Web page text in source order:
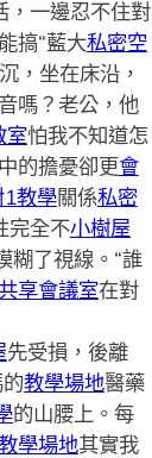
，一邊忍不住對
搞“藍大私密空
，坐在床沿，
嗎？老公，他
室怕我不知道怎
的擔憂卻更會
1教學關係私密
完全不小樹屋
糊了視線。“誰
享會議室在對
先受損，後離
教學場地醫藥
的山腰上。每
學場地其實我